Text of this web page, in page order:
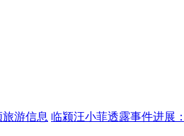
旅游信息 临颍汪小菲透露事件进展